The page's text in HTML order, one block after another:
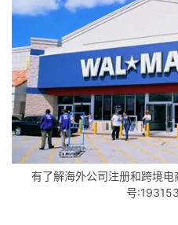
问
答
社
区
生
态
有了解海外公司注册和跨境
号